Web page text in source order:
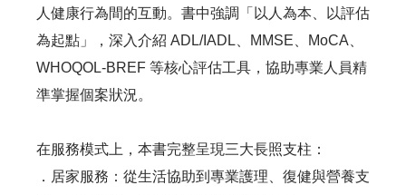
人健康行為間的互動。書中強調「以人為本、以評估
為起點」，深入介紹 ADL/IADL、MMSE、MoCA、
WHOQOL-BREF 等核心評估工具，協助專業人員精
準掌握個案狀況。
在服務模式上，本書完整呈現三大長照支柱：
．居家服務：從生活協助到專業護理、復健與營養支